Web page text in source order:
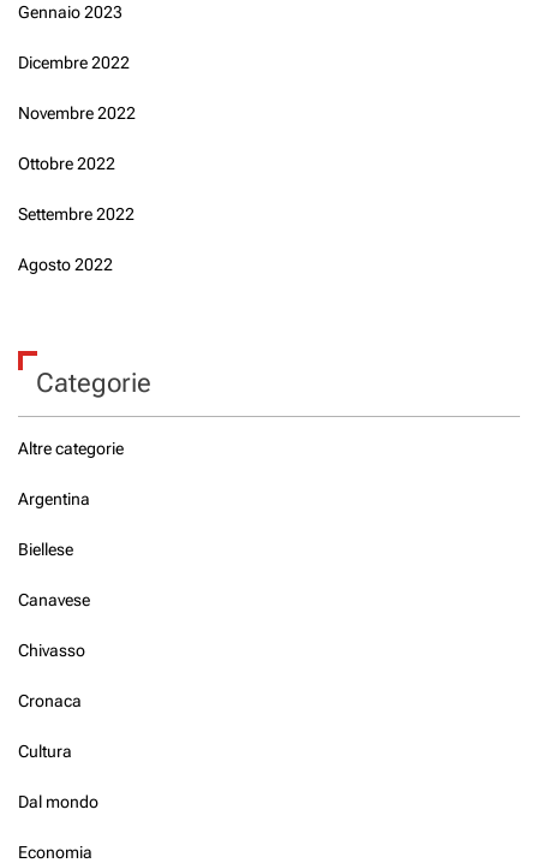
Gennaio 2023
Dicembre 2022
Novembre 2022
Ottobre 2022
Settembre 2022
Agosto 2022
Categorie
Altre categorie
Argentina
Biellese
Canavese
Chivasso
Cronaca
Cultura
Dal mondo
Economia